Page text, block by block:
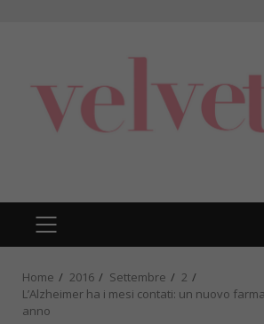
PRIMARY
MENU
Home 2016 Settembre
2
L’Alzheimer ha i mesi contati: un nuovo
anno